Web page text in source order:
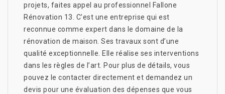
projets, faites appel au professionnel Fallone
Rénovation 13. C’est une entreprise qui est
reconnue comme expert dans le domaine de la
rénovation de maison. Ses travaux sont d’une
qualité exceptionnelle. Elle réalise ses interventions
dans les règles de l’art. Pour plus de détails, vous
pouvez le contacter directement et demandez un
devis pour une évaluation des dépenses que vous